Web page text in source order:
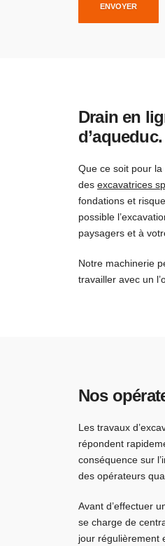
ENVOYER
Drain en
d’aqueduc.
Que ce soit pour
des excavatrices
fondations et
possible
paysagers et à
Notre machinerie
travailler avec un
Nos
Les travaux
répondent
conséquence sur
des opérateurs
Avant d’effectuer
se charge de
jour régulièrement